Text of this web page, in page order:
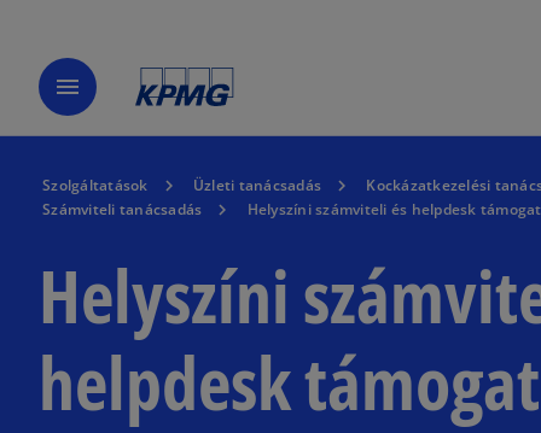
menu
Szolgáltatások Üzleti tanácsadás
Kockázatkezelési
Számviteli tanácsadás
Helyszíni számviteli és helpdesk
Helyszíni
helpdesk